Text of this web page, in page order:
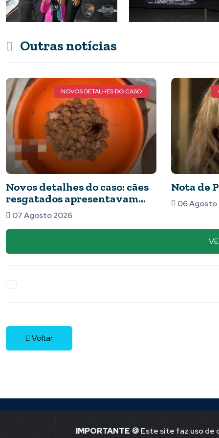
Outras notícias
QUERIDA MARIA LUIZA DE FARIA
Nota de Pesar
06 Agosto 2026
Vem aí o
maior
de
Voltar
Jornal Ponto -
IMPORTANTE 🍪 Este site faz uso